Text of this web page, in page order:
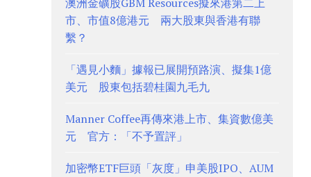
市、市值8億港元 兩大股東與香港有聯
繫？
「遇見小麵」據報已展開預路演、擬集1億
美元 股東包括碧桂園九毛九
Manner Coffee再傳來港上市、集資數億美
元 官方：「不予置評」
加密幣ETF巨頭「灰度」申美股IPO、AUM